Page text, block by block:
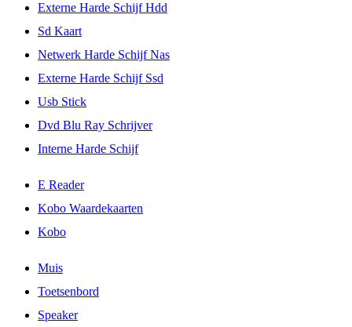
Externe Harde Schijf Hdd
Sd Kaart
Netwerk Harde Schijf Nas
Externe Harde Schijf Ssd
Usb Stick
Dvd Blu Ray Schrijver
Interne Harde Schijf
E Reader
Kobo Waardekaarten
Kobo
Muis
Toetsenbord
Speaker